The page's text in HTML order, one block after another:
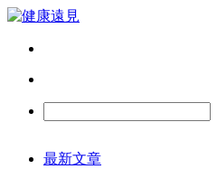
最新文章